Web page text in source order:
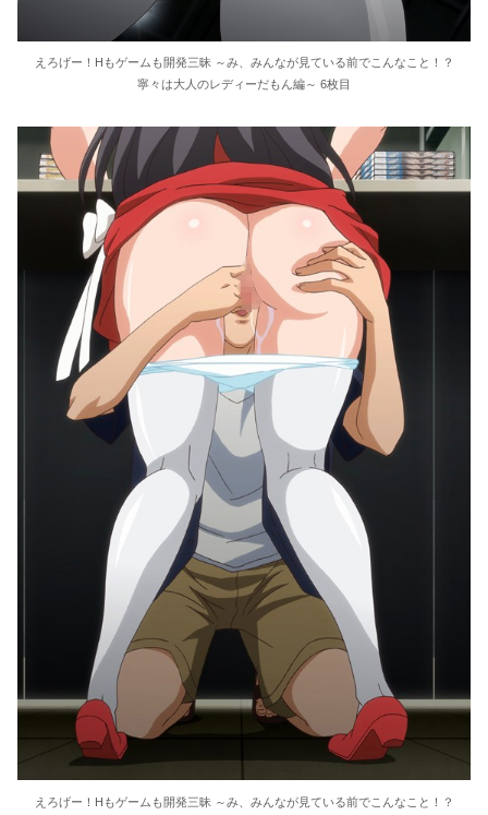
えろげー！Hもゲームも開発三昧 ～み、みんなが見ている前でこんなこと！？
寧々は大人のレディーだもん編～ 6枚目
えろげー！Hもゲームも開発三昧 ～み、みんなが見ている前でこんなこと！？